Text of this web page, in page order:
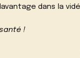
dans la
!